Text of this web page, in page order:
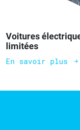
Voitures
limitées
En savoir plus